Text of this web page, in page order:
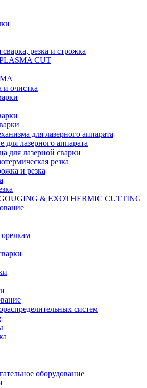
резка и строжка
CUT
и очистка
для лазерного аппарата
лазерного аппарата
для лазерной сварки
резка
и резка
& EXOTHERMIC CUTTING
систем
оборудование